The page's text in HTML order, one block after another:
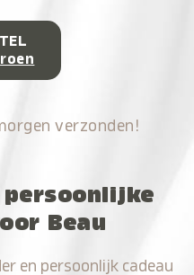
verzonden!
Beau
en persoonlijk cadeau